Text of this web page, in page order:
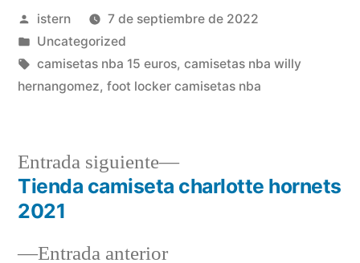
Publicado
por
istern
7 de septiembre de 2022
Publicado
en
Uncategorized
Etiquetas:
camisetas nba 15 euros, camisetas nba willy
hernangomez, foot locker camisetas nba
Navegación
Entrada anteriorEntrada
Entrada siguiente
Entrada
siguiente:
Tienda camiseta charlotte hornets
2021